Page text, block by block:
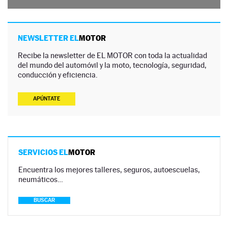
NEWSLETTER ELMOTOR
Recibe la newsletter de EL MOTOR con toda la actualidad
del mundo del automóvil y la moto, tecnología, seguridad,
conducción y eficiencia.
APÚNTATE
SERVICIOS ELMOTOR
Encuentra los mejores talleres, seguros, autoescuelas,
neumáticos…
BUSCAR